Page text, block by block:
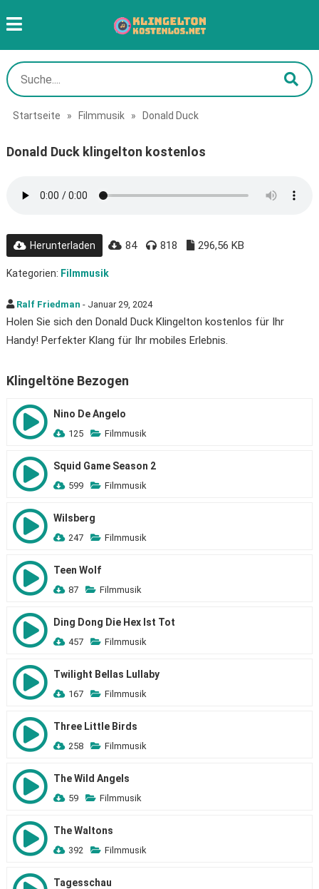
Startseite » Filmmusik » Donald Duck
Donald Duck klingelton kostenlos
Herunterladen 84 818 296,56 KB
Kategorien: Filmmusik
Ralf Friedman - Januar 29, 2024
Holen Sie sich den Donald Duck Klingelton kostenlos für Ihr
Handy! Perfekter Klang für Ihr mobiles Erlebnis.
Klingeltöne Bezogen
Nino De Angelo
125 Filmmusik
Squid Game Season 2
599 Filmmusik
Wilsberg
247 Filmmusik
Teen Wolf
87 Filmmusik
Ding Dong Die Hex Ist Tot
457 Filmmusik
Twilight Bellas Lullaby
167 Filmmusik
Three Little Birds
258 Filmmusik
The Wild Angels
59 Filmmusik
The Waltons
392 Filmmusik
Tagesschau